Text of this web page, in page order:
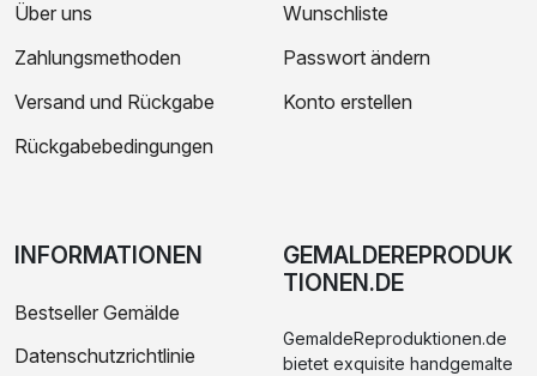
Über uns
Zahlungsmethoden
Versand und Rückgabe
Rückgabebedingungen
Wunschliste
Passwort ändern
Konto erstellen
INFORMATIONEN
Bestseller Gemälde
Datenschutzrichtlinie
GEMALDEREPRODUK
TIONEN.DE
GemaldeReproduktionen.de
bietet exquisite handgemalte